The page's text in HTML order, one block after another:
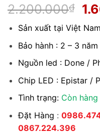
2.200.000₫
là:
Sản xuất tại Việt Nam
Bảo hành : 2 – 3 năm
Nguồn led : Done /
Chip LED : Epistar /
Tình trạng: Còn hàng
Đặt Hàng :
0867.224.396